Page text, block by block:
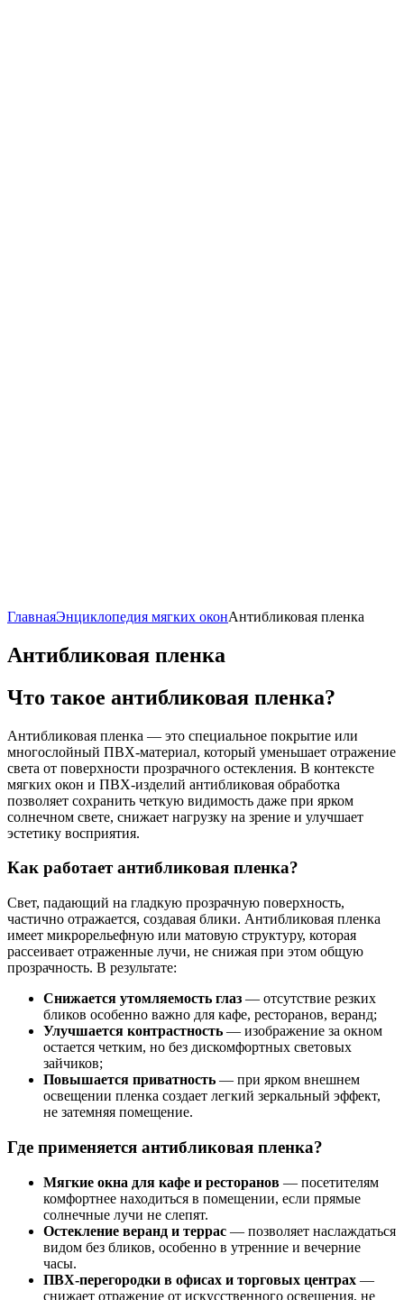
ГлавнаяЭнциклопедия мягких оконАнтибликовая пленка
Антибликовая пленка
Что такое антибликовая пленка?
Антибликовая пленка — это специальное покрытие или
многослойный ПВХ-материал, который уменьшает отражение
света от поверхности прозрачного остекления. В контексте
мягких окон и ПВХ-изделий антибликовая обработка
позволяет сохранить четкую видимость даже при ярком
солнечном свете, снижает нагрузку на зрение и улучшает
эстетику восприятия.
Как работает антибликовая пленка?
Свет, падающий на гладкую прозрачную поверхность,
частично отражается, создавая блики. Антибликовая пленка
имеет микрорельефную или матовую структуру, которая
рассеивает отраженные лучи, не снижая при этом общую
прозрачность. В результате:
Снижается утомляемость глаз — отсутствие резких
бликов особенно важно для кафе, ресторанов, веранд;
Улучшается контрастность — изображение за окном
остается четким, но без дискомфортных световых
зайчиков;
Повышается приватность — при ярком внешнем
освещении пленка создает легкий зеркальный эффект,
не затемняя помещение.
Где применяется антибликовая пленка?
Мягкие окна для кафе и ресторанов — посетителям
комфортнее находиться в помещении, если прямые
солнечные лучи не слепят.
Остекление веранд и террас — позволяет наслаждаться
видом без бликов, особенно в утренние и вечерние
часы.
ПВХ-перегородки в офисах и торговых центрах —
снижает отражение от искусственного освещения, не